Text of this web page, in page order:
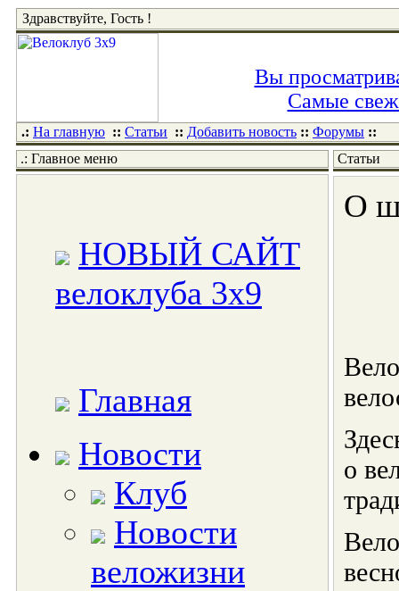
Здравствуйте, Гость !
Вы
Самые
.: На главную :: Статьи :: Добавить новость :: Форумы ::
.: Главное меню
НОВЫЙ САЙТ
велоклуба 3x9
Главная
Новости
Клуб
Новости
веложизни
Статьи
О
о